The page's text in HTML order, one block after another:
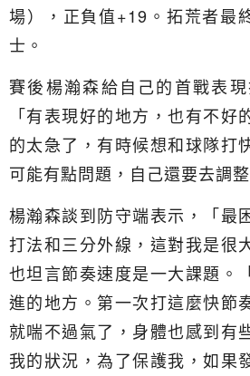
場），正負值+19。拓荒者最
士。
賽後楊瀚森給自己的首戰表
「有表現好的地方，也有不好
的太急了，有時候想和球隊打
可能有點問題，自己還要去調整
楊瀚森談到防守端表示，「最
打法和三分外線，這對我是很
也坦言節奏速度是一大課題。
進的地方。第一次打這麼快節
就喘不過氣了，身體也感到有
我的狀況，為了保護我，如果